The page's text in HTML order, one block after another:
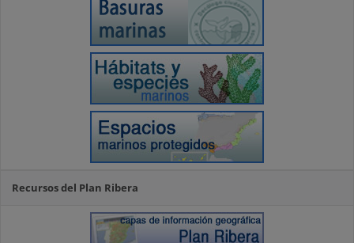
Recursos del Plan Ribera